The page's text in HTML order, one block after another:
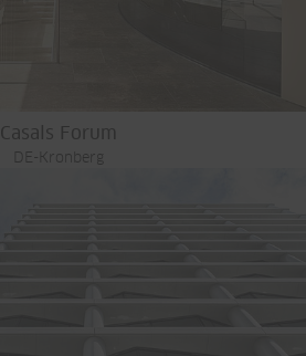
Casals Forum
DE-Kronberg